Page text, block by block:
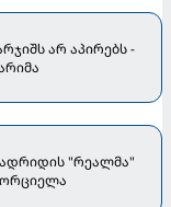
არ აპირებს -
"რეალმა"